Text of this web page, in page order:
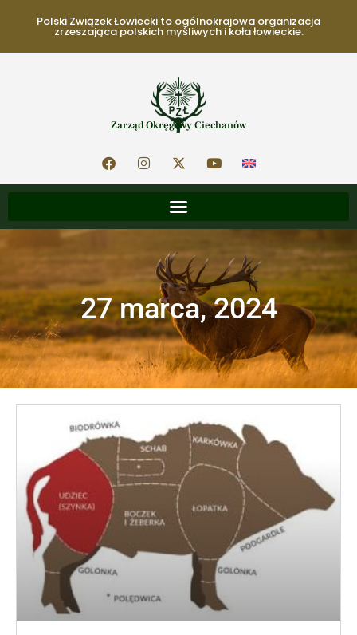
Polski Związek Łowiecki to ogólnokrajowa organizacja
zrzeszająca polskich myśliwych i koła łowieckie.
Zarząd Okręgowy Ciechanów
27 marca, 2024